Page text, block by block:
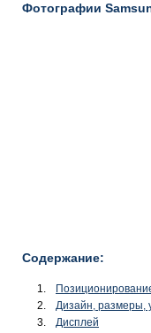
Фотографии
Содержание:
Дизайн, размеры,
Дисплей